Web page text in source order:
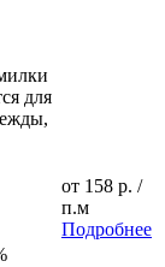
для
от 158 р. /
п.м
Подробнее